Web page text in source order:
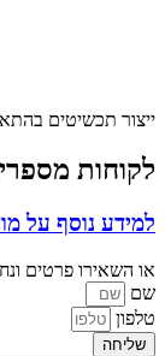
ייצור תכשיטים
לקוחות
למידע נוסף על
או השאירו פרטים
שם
טלפון
שליחה